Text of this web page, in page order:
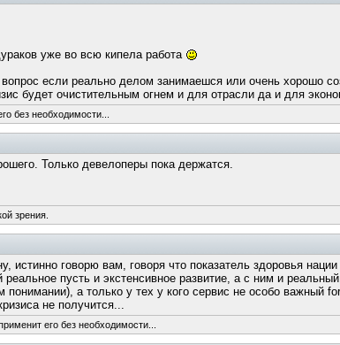
уже во всю кипела работа
если реально делом занимаешся или очень хорошо
будет очистительным огнем и для отрасли да и для
без необходимости...
Только девелоперы пока держатся.
зрения.
истинно говорю вам, говоря что показатель здоровья
пусть и экстенсивное развитие, а с ним и
а только у тех у кого сервис не особо важный
не получится...
его без необходимости...